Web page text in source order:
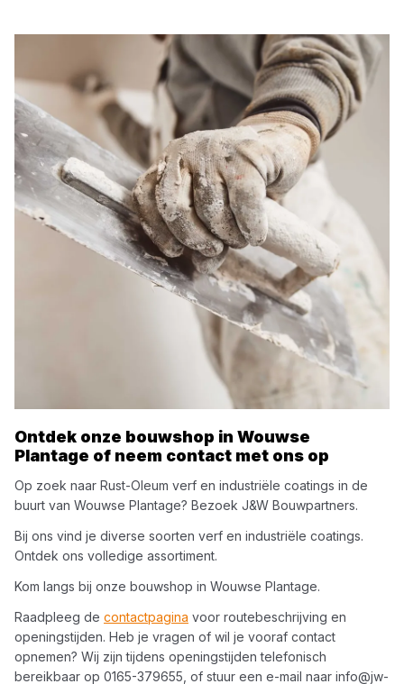
Ontdek onze bouwshop in Wouwse
Plantage of neem contact met ons op
Op zoek naar Rust-Oleum verf en industriële coatings in de
buurt van Wouwse Plantage? Bezoek J&W Bouwpartners.
Bij ons vind je diverse soorten verf en industriële coatings.
Ontdek ons volledige assortiment.
Kom langs bij onze bouwshop in Wouwse Plantage.
Raadpleeg de contactpagina voor routebeschrijving en
openingstijden. Heb je vragen of wil je vooraf contact
opnemen? Wij zijn tijdens openingstijden telefonisch
bereikbaar op 0165-379655 , of stuur een e-mail naar info@jw-